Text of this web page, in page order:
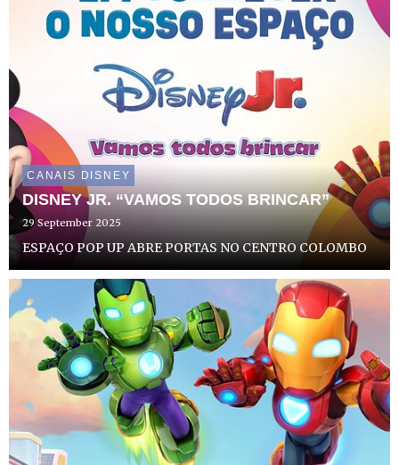
CANAIS DISNEY
DISNEY JR. “VAMOS TODOS BRINCAR”
29 September 2025
ESPAÇO POP UP ABRE PORTAS NO CENTRO COLOMBO